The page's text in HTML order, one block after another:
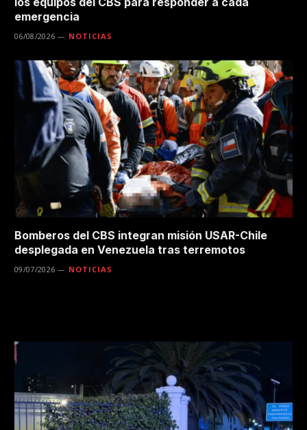
emergencia
06/08/2026 NOTICIAS
Bomberos del CBS integran misión USAR-Chile
desplegada en Venezuela tras terremotos
09/07/2026 NOTICIAS